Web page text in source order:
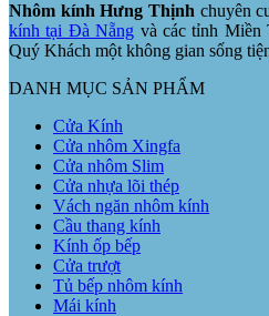
Nhôm kính Hưng Thịnh chuyên
kính tại Đà Nẵng và các tỉnh Miền
Quý Khách một không gian sống
DANH MỤC SẢN PHẨM
Cửa Kính
Cửa nhôm Xingfa
Cửa nhôm Slim
Cửa nhựa lõi thép
Vách ngăn nhôm kính
Cầu thang kính
Kính ốp bếp
Cửa trượt
Tủ bếp nhôm kính
Mái kính